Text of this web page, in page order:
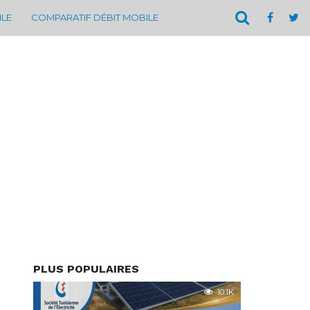
COMPARATIF DÉBIT MOBILE
PLUS POPULAIRES
10.1K